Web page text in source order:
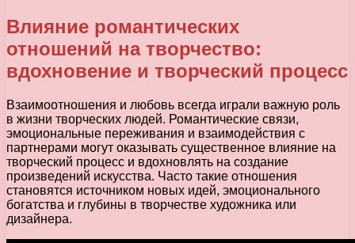
Влияние романтических
отношений на творчество:
вдохновение и творческий процесс
Взаимоотношения и любовь всегда играли важную роль
в жизни творческих людей. Романтические связи,
эмоциональные переживания и взаимодействия с
партнерами могут оказывать существенное влияние на
творческий процесс и вдохновлять на создание
произведений искусства. Часто такие отношения
становятся источником новых идей, эмоционального
богатства и глубины в творчестве художника или
дизайнера.